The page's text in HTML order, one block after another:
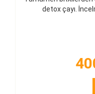
detox çayı.